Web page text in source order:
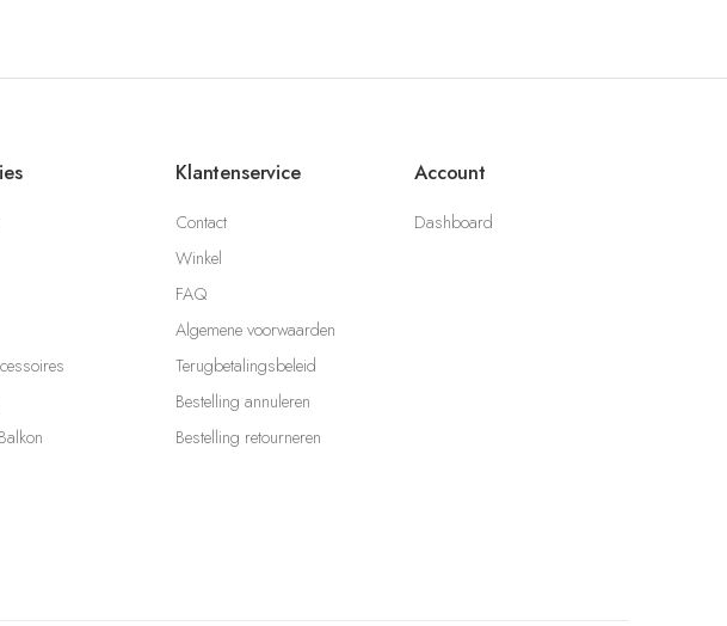
Klantenservice
Contact
Winkel
FAQ
Algemene voorwaarden
Terugbetalingsbeleid
Bestelling annuleren
Bestelling retourneren
Account
Dashboard